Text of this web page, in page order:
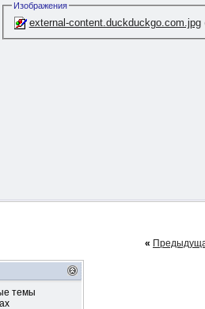
Изображения
external-content.duckduckgo.com.jpg
«
темы